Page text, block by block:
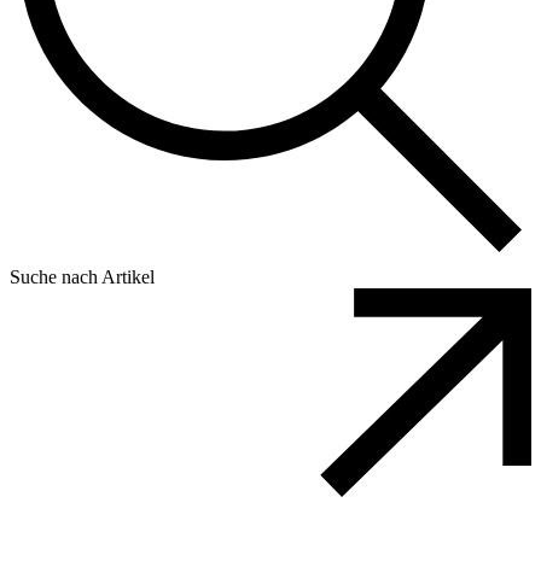
Suche nach Artikel